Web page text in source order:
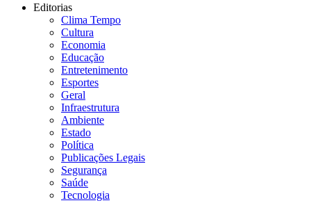
Editorias
Clima Tempo
Cultura
Economia
Educação
Entretenimento
Esportes
Geral
Infraestrutura
Ambiente
Estado
Política
Publicações Legais
Segurança
Saúde
Tecnologia